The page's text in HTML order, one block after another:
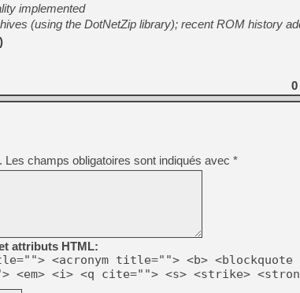
[Mo5] Brickboy cherche à
[GK] Minecraft et ses «
[GK] Beast of
[GK] Ubisoft : fin de partie
[GK] Mémoire cash -
[GK] Dan Houser (GTA)
[GK] Comment EA Sports
[GK] Crimson Moon : un
[GK] Isle of Reveries : le
[GK] Moonlighter 2 : The
[GK] Capcom relance
[Mo5] Deux inédits du
[GK] Le beat'em up The
[GK] Endless Legend 2 :
[LS] [PS5] Premiers
implemented
(using the DotNetZip library); recent ROM history
0
Les champs obligatoires sont indiqués avec *
attributs HTML:
<acronym title=""> <b> <blockquote
<em> <i> <q cite=""> <s> <strike>